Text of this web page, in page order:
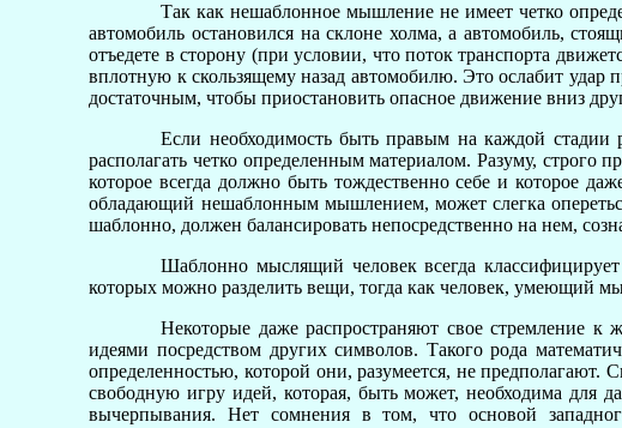
Так как нешаблонное мышление не имеет четко
автомобиль остановился на склоне холма, а автомобиль,
отъедете в сторону (при условии, что поток транспорта
вплотную к скользящему назад автомобилю. Это ослабит удар
достаточным, чтобы приостановить опасное движение вниз
Если необходимость быть правым на каждой стадии
располагать четко определенным материалом. Разуму,
которое всегда должно быть тождественно себе и которое
обладающий нешаблонным мышлением, может слегка
шаблонно, должен балансировать непосредственно на нем,
Шаблонно мыслящий человек всегда
которых можно разделить вещи, тогда как человек, умеющий
Некоторые даже распространяют свое стремление к
идеями посредством других символов. Такого рода
определенностью, которой они, разумеется, не
свободную игру идей, которая, быть может, необходима для
вычерпывания. Нет сомнения в том, что основой